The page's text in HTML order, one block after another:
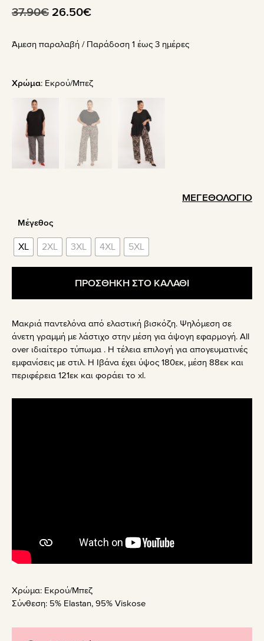
37.90€ Original
was:
26.50€Η
τιμή
26.50€.
Άμεση παραλαβή / Παράδoση 1 έως 3 ημέρες
Χρώμα: Εκρού/Μπεζ
ΜΕΓΕΘΟΛΟΓΙΟ
Μέγεθος
XL 2XL 3XL 4XL 5XL
ΠΡΟΣΘΗΚΗ ΣΤΟ ΚΑΛΑΘΙ
Μακριά παντελόνα από ελαστική βισκόζη. Ψηλόμεση σε
άνετη γραμμή με λάστιχο στην μέση για άψογη εφαρμογή. All
over ιδιαίτερο τύπωμα . Η τέλεια επιλογή για απογευματινές
εμφανίσεις με στιλ. Η Ιβάνα έχει ύψος 180εκ, μέση 88εκ και
περιφέρεια 121εκ και φοράει το xl.
Χρώμα: Εκρού/Μπεζ
Σύνθεση: 5% Elastan, 95% Viskose